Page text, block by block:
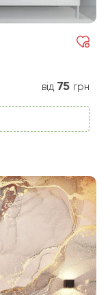
від 75 грн